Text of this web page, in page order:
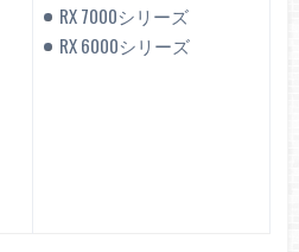
RX 7000シリーズ
RX 6000シリーズ